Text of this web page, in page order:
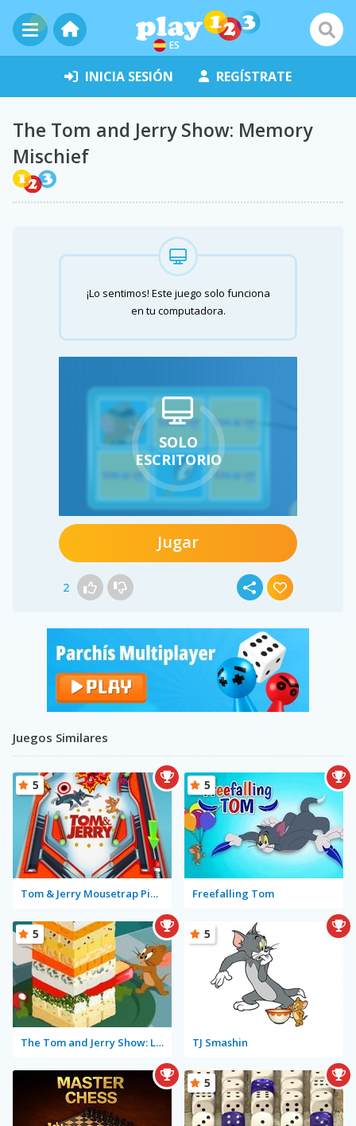
ES
INICIA SESIÓN REGÍSTRATE
The Tom and Jerry Show: Memory
Mischief
¡Lo sentimos! Este juego solo funciona
en tu computadora.
SOLO
ESCRITORIO
Jugar
2
Juegos Similares
Tom & Jerry Mousetrap Pinball
5
Freefalling Tom
5
The Tom and Jerry Show: Leaning Tower Cheese-A
5
TJ Smashin
5
5